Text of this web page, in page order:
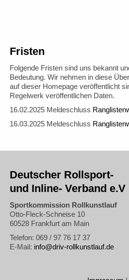
Fristen
Folgende Fristen sind uns bekannt
Bedeutung. Wir nehmen in diese
auf dieser Homepage veröffentlicht
Regelwerk veröffentlichen Daten.
16.02.2025 Meldeschluss
16.03.2025 Meldeschluss
Deutscher Rollsport-
und Inline- Verband e.V
Sportkommission Rollkunstlauf
Otto-Fleck-Schneise 10
60528 Frankfurt am Main
Telefon: 069 / 97 76 17 37
E-Mail: info@driv-rollkunstlauf.de